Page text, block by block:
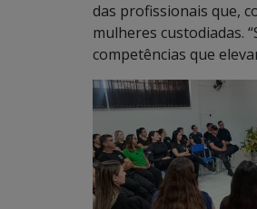
das profissionais que,
mulheres custodiadas.
competências que